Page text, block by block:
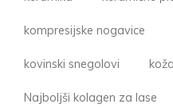
kompresijske nogavice
kovinski snegolovi koža
Najboljši kolagen za lase